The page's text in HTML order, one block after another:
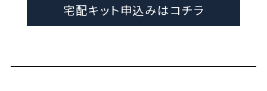
宅配キット申込みはコチラ